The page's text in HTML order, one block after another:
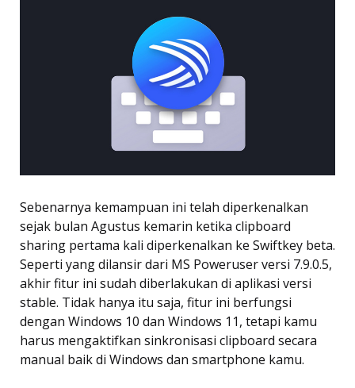
Sebenarnya kemampuan ini telah diperkenalkan
sejak bulan Agustus kemarin ketika clipboard
sharing pertama kali diperkenalkan ke Swiftkey beta.
Seperti yang dilansir dari MS Poweruser versi 7.9.0.5,
akhir fitur ini sudah diberlakukan di aplikasi versi
stable. Tidak hanya itu saja, fitur ini berfungsi
dengan Windows 10 dan Windows 11, tetapi kamu
harus mengaktifkan sinkronisasi clipboard secara
manual baik di Windows dan smartphone kamu.